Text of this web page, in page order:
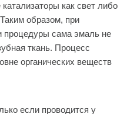
как свет либо
образом, при
процедуры сама эмаль не
ткань. Процесс
органических веществ
если проводится у